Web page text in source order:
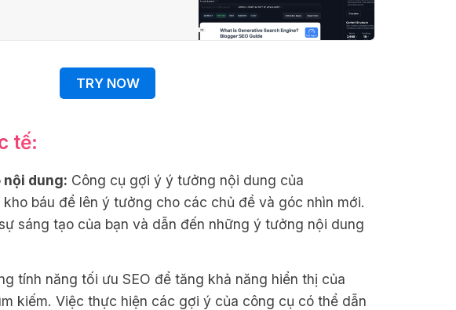
TRY NOW
tế:
nội dung: Công cụ gợi ý ý tưởng nội dung của
báu để lên ý tưởng cho các chủ đề và góc nhìn mới.
sáng tạo của bạn và dẫn đến những ý tưởng nội dung
tính năng tối ưu SEO để tăng khả năng hiển thị của
kiếm. Việc thực hiện các gợi ý của công cụ có thể dẫn